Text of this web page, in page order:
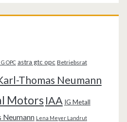
OPC astra gtc opc Betriebsrat
Thomas Neumann
Motors IAA IG Metall
Neumann Lena Meyer Landrut